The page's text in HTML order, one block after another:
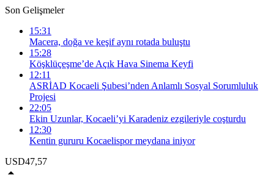
Son Gelişmeler
15:31
Macera, doğa ve keşif aynı rotada buluştu
15:28
Köşklüçeşme’de Açık Hava Sinema Keyfi
12:11
ASRİAD Kocaeli Şubesi’nden Anlamlı Sosyal Sorumluluk
Projesi
22:05
Ekin Uzunlar, Kocaeli’yi Karadeniz ezgileriyle coşturdu
12:30
Kentin gururu Kocaelispor meydana iniyor
USD47,57